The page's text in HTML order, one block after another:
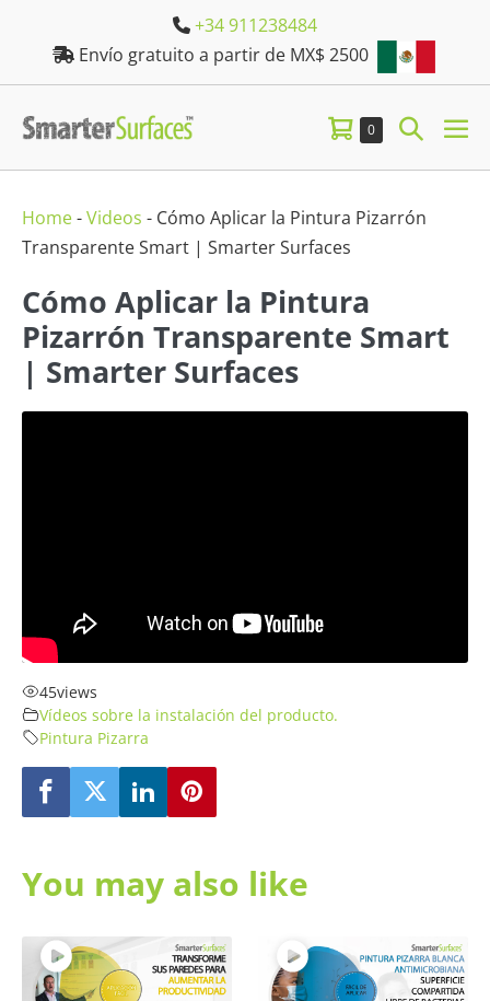
+34 911238484
Envío gratuito a partir de MX$ 2500
Shopping
Cart
0Items
Cart
Search
Toggle
Home-Videos - Cómo Aplicar la Pintura Pizarrón
Transparente Smart | Smarter Surfaces
Cómo Aplicar la Pintura
Pizarrón Transparente Smart
| Smarter Surfaces
45views
Vídeos sobre la instalación del producto.
Pintura Pizarra
You may also like